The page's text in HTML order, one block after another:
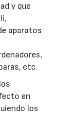
y que
aparatos
etc.
en
los